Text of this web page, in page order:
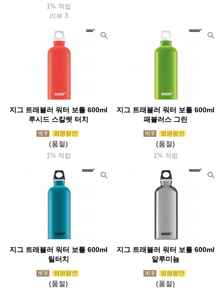
1% 적립
리뷰 3
지그 트래블러 워터 보틀 600ml
루시드 스칼렛 터치
(품절)
1% 적립
지그 트래블러 워터 보틀 600ml
패뷸러스 그린
(품절)
1% 적립
지그 트래블러 워터 보틀 600ml
틸터치
(품절)
지그 트래블러 워터 보틀 600ml
알루미늄
(품절)